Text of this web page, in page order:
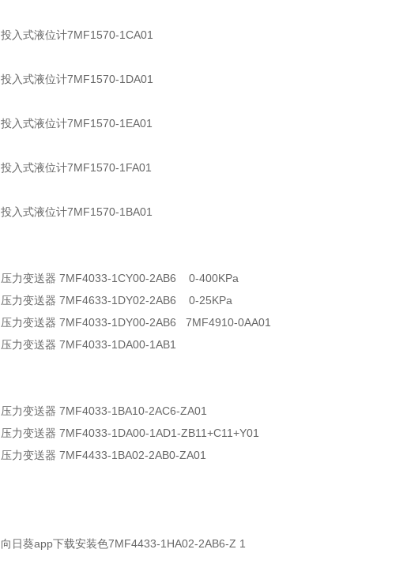
投入式液位计7MF1570-1CA01
投入式液位计7MF1570-1DA01
投入式液位计7MF1570-1EA01
投入式液位计7MF1570-1FA01
投入式液位计7MF1570-1BA01
压力变送器 7MF4033-1CY00-2AB6 0-400KPa
压力变送器 7MF4633-1DY02-2AB6 0-25KPa
压力变送器 7MF4033-1DY00-2AB6 7MF4910-0AA01
压力变送器 7MF4033-1DA00-1AB1
压力变送器 7MF4033-1BA10-2AC6-ZA01
压力变送器 7MF4033-1DA00-1AD1-ZB11+C11+Y01
压力变送器 7MF4433-1BA02-2AB0-ZA01
向日葵app下载安装色7MF4433-1HA02-2AB6-Z 1